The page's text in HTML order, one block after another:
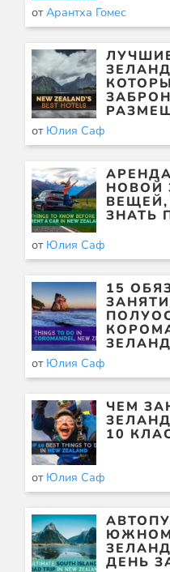
отАрантха Гомес
от Юлия Саф
НОВОЙ
ЗНАТЬ
от Юлия Саф
15
от Юлия Саф
ЧЕМ
10
от Юлия Саф
ДЕНЬ